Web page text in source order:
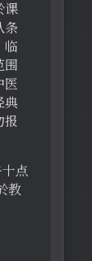
课
条
临
围
医
典
报
点
教